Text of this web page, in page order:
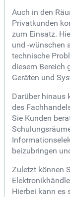
Auch in den
Privatkunden
zum Einsatz.
und -wünschen
technische
diesem Bereich
Geräten und
Darüber hinaus
des
Sie Kunden
beizubringen
Zuletzt können
Hierbei kann es